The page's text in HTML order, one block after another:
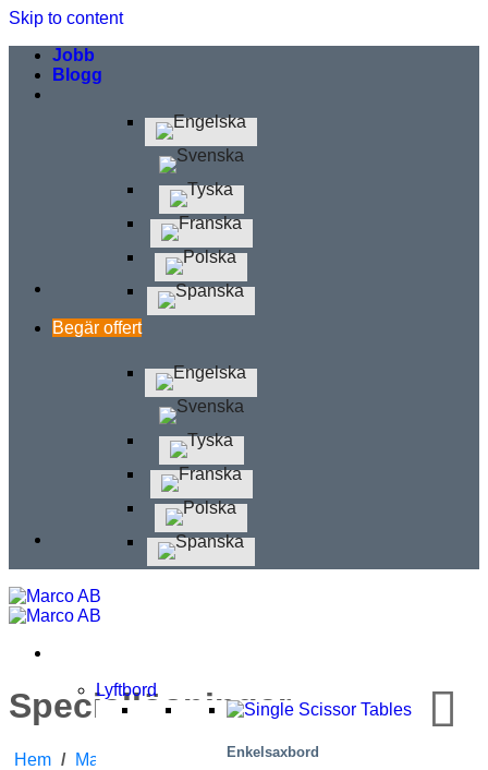
Skip to content
Jobb
Blogg
Begär offert
Lyftbord
Enkelsaxbord
Speciallösningar
Hem / Marknader Speciallösningar